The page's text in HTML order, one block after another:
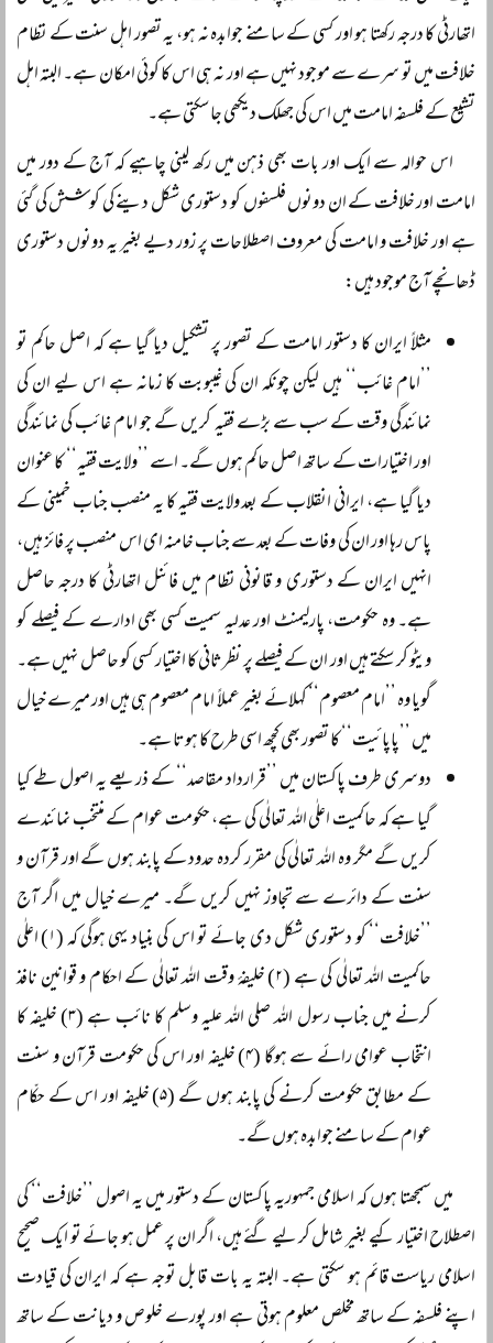
اتھارٹی کا درجہ رکھتا ہو اور کسی کے سامنے جوابدہ نہ ہو، یہ تصور اہل سنت کے نظام
خلافت میں تو سرے سے موجود نہیں ہے اور نہ ہی اس کا کوئی امکان ہے۔ البتہ اہل
تشیع کے فلسفہ امامت میں اس کی جھلک دیکھی جا سکتی ہے۔
اس حوالہ سے ایک اور بات بھی ذہن میں رکھ لینی چاہیے کہ آج کے دور میں
امامت اور خلافت کے ان دونوں فلسفوں کو دستوری شکل دینے کی کوشش کی گئی
ہے اور خلافت و امامت کی معروف اصطلاحات پر زور دیے بغیر یہ دونوں دستوری
ڈھانچے آج موجود ہیں:
مثلاً ایران کا دستور امامت کے تصور پر تشکیل دیا گیا ہے کہ اصل حاکم تو
’’امام غائب‘‘ ہیں لیکن چونکہ ان کی غیبوبت کا زمانہ ہے اس لیے ان کی
نمائندگی وقت کے سب سے بڑے فقیہ کریں گے جو امام غائب کی نمائندگی
اور اختیارات کے ساتھ اصل حاکم ہوں گے۔ اسے ’’ولایت فقیہ‘‘ کا عنوان
دیا گیا ہے، ایرانی انقلاب کے بعد ولایت فقیہ کا یہ منصب جناب خمینی کے
پاس رہا اور ان کی وفات کے بعد سے جناب خامنہ ای اس منصب پر فائز ہیں،
انہیں ایران کے دستوری و قانونی نظام میں فائنل اتھارٹی کا درجہ حاصل
ہے۔ وہ حکومت، پارلیمنٹ اور عدلیہ سمیت کسی بھی ادارے کے فیصلے کو
ویٹو کر سکتے ہیں اور ان کے فیصلے پر نظرثانی کا اختیار کسی کو حاصل نہیں ہے۔
گویا وہ ’’امام معصوم‘‘ کہلائے بغیر عملاً امام معصوم ہی ہیں اور میرے خیال
میں ’’پاپائیت‘‘ کا تصور بھی کچھ اسی طرح کا ہوتا ہے۔
دوسری طرف پاکستان میں ’’قرارداد مقاصد‘‘ کے ذریعے یہ اصول طے کیا
گیا ہے کہ حاکمیت اعلٰی اللہ تعالٰی کی ہے، حکومت عوام کے منتخب نمائندے
کریں گے مگر وہ اللہ تعالٰی کی مقرر کردہ حدود کے پابند ہوں گے اور قرآن و
سنت کے دائرے سے تجاوز نہیں کریں گے۔ میرے خیال میں اگر آج
’’خلافت‘‘ کو دستوری شکل دی جائے تو اس کی بنیاد یہی ہوگی کہ (۱) اعلٰی
حاکمیت اللہ تعالٰی کی ہے (۲) خلیفۂ وقت اللہ تعالٰی کے احکام و قوانین نافذ
کرنے میں جناب رسول اللہ صلی اللہ علیہ وسلم کا نائب ہے (۳) خلیفہ کا
انتخاب عوامی رائے سے ہوگا (۴) خلیفہ اور اس کی حکومت قرآن و سنت
کے مطابق حکومت کرنے کی پابند ہوں گے (۵) خلیفہ اور اس کے حکّام
عوام کے سامنے جوابدہ ہوں گے۔
میں سمجھتا ہوں کہ اسلامی جمہوریہ پاکستان کے دستور میں یہ اصول ’’خلافت‘‘ کی
اصطلاح اختیار کیے بغیر شامل کر لیے گئے ہیں، اگر ان پر عمل ہو جائے تو ایک صحیح
اسلامی ریاست قائم ہو سکتی ہے۔ البتہ یہ بات قابل توجہ ہے کہ ایران کی قیادت
اپنے فلسفہ کے ساتھ مخلص معلوم ہوتی ہے اور پورے خلوص و دیانت کے ساتھ